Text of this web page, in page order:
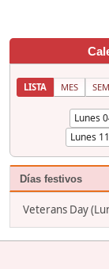
LISTA MES
Días festivos
Veterans Day